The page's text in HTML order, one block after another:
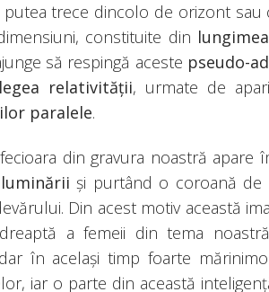
trece dincolo de orizont sau
constituite din
să respingă aceste pseudo-
legea relativității, urmate de
paralele.
din gravura noastră
și purtând o coroană de
Din acest motiv această
a femeii din tema
în același timp foarte
iar o parte din această